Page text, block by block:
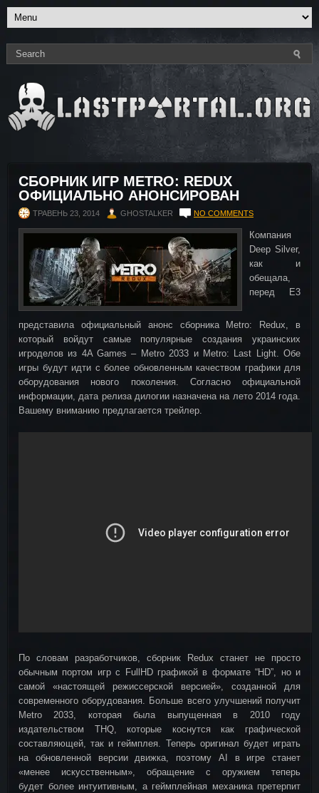
СБОРНИК ИГР METRO: REDUX
ОФИЦИАЛЬНО АНОНСИРОВАН
ТРАВЕНЬ 23, 2014 GHOSTALKER NO COMMENTS
Компания
Deep Silver,
как и
обещала,
перед E3
представила официальный анонс сборника Metro: Redux, в
который войдут самые популярные создания украинских
игроделов из 4A Games – Metro 2033 и Metro: Last Light. Обе
игры будут идти с более обновленным качеством графики для
оборудования нового поколения. Согласно официальной
информации, дата релиза дилогии назначена на лето 2014 года.
Вашему вниманию предлагается трейлер.
По словам разработчиков, сборник Redux станет не просто
обычным портом игр с FullHD графикой в формате “HD”, но и
самой «настоящей режиссерской версией», созданной для
современного оборудования. Больше всего улучшений получит
Metro 2033, которая была выпущенная в 2010 году
издательством THQ, которые коснутся как графической
составляющей, так и геймплея. Теперь оригинал будет играть
на обновленной версии движка, поэтому AI в игре станет
«менее искусственным», обращение с оружием теперь
будет более интуитивным, а геймплейная механика претерпит